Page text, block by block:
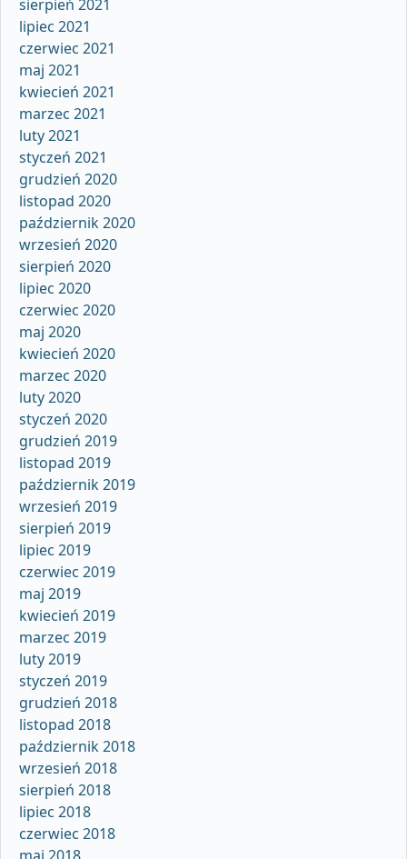
sierpień 2021
lipiec 2021
czerwiec 2021
maj 2021
kwiecień 2021
marzec 2021
luty 2021
styczeń 2021
grudzień 2020
listopad 2020
październik 2020
wrzesień 2020
sierpień 2020
lipiec 2020
czerwiec 2020
maj 2020
kwiecień 2020
marzec 2020
luty 2020
styczeń 2020
grudzień 2019
listopad 2019
październik 2019
wrzesień 2019
sierpień 2019
lipiec 2019
czerwiec 2019
maj 2019
kwiecień 2019
marzec 2019
luty 2019
styczeń 2019
grudzień 2018
listopad 2018
październik 2018
wrzesień 2018
sierpień 2018
lipiec 2018
czerwiec 2018